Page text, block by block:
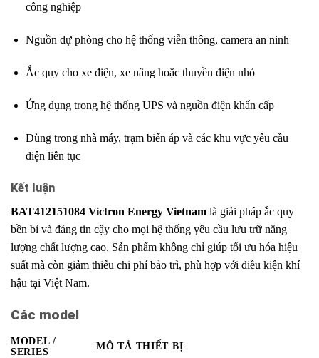
công nghiệp
Nguồn dự phòng cho hệ thống viễn thông, camera an ninh
Ắc quy cho xe điện, xe nâng hoặc thuyền điện nhỏ
Ứng dụng trong hệ thống UPS và nguồn điện khẩn cấp
Dùng trong nhà máy, trạm biến áp và các khu vực yêu cầu
điện liên tục
Kết luận
BAT412151084 Victron Energy Vietnam là giải pháp ắc quy
bền bỉ và đáng tin cậy cho mọi hệ thống yêu cầu lưu trữ năng
lượng chất lượng cao. Sản phẩm không chỉ giúp tối ưu hóa hiệu
suất mà còn giảm thiểu chi phí bảo trì, phù hợp với điều kiện khí
hậu tại Việt Nam.
Các model
MODEL /
SERIES
MÔ TẢ THIẾT BỊ